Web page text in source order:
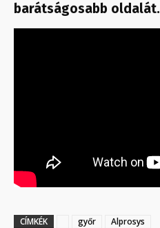
barátságosabb oldalát.
CÍMKÉK győr Alprosys